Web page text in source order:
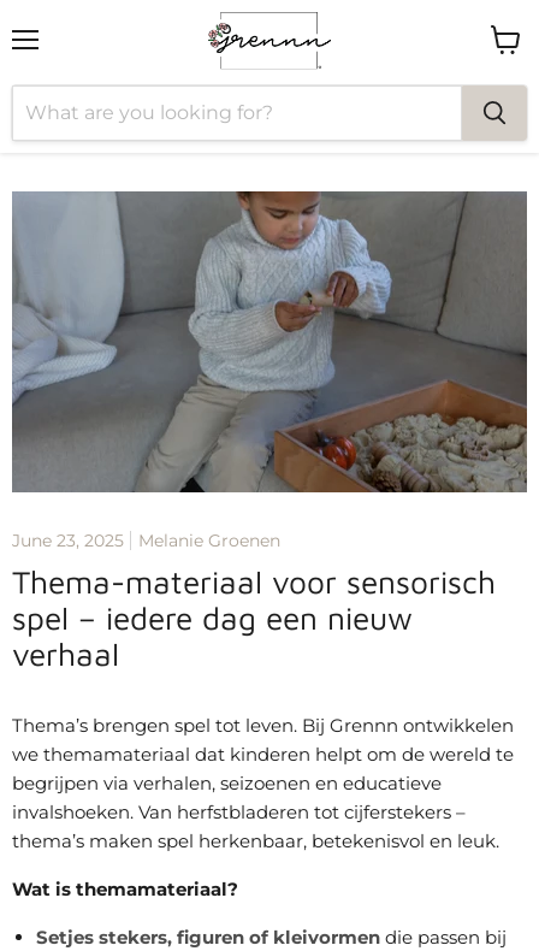
cart
June 23, 2025 Melanie Groenen
Thema-materiaal voor sensorisch
spel – iedere dag een nieuw
verhaal
Thema’s brengen spel tot leven. Bij Grennn ontwikkelen
we themamateriaal dat kinderen helpt om de wereld te
begrijpen via verhalen, seizoenen en educatieve
invalshoeken. Van herfstbladeren tot cijferstekers –
thema’s maken spel herkenbaar, betekenisvol en leuk.
Wat is themamateriaal?
Setjes stekers, figuren of kleivormen die passen bij